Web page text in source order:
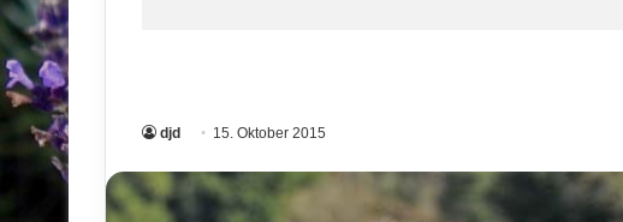
djd 15. Oktober 2015